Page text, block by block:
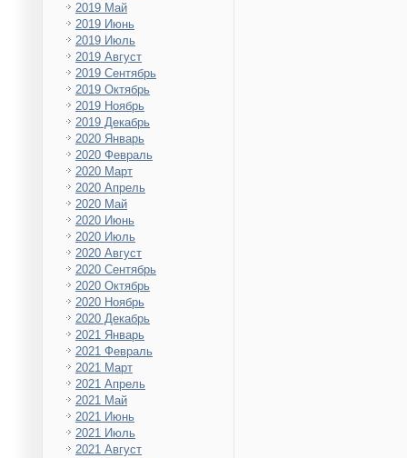
2019 Май
2019 Июнь
2019 Июль
2019 Август
2019 Сентябрь
2019 Октябрь
2019 Ноябрь
2019 Декабрь
2020 Январь
2020 Февраль
2020 Март
2020 Апрель
2020 Май
2020 Июнь
2020 Июль
2020 Август
2020 Сентябрь
2020 Октябрь
2020 Ноябрь
2020 Декабрь
2021 Январь
2021 Февраль
2021 Март
2021 Апрель
2021 Май
2021 Июнь
2021 Июль
2021 Август